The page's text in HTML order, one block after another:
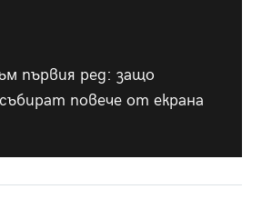
първия ред: защо
повече от екрана